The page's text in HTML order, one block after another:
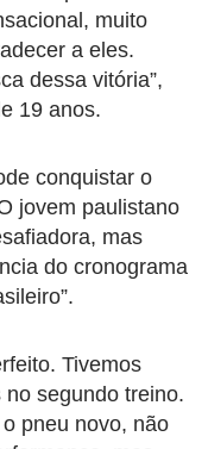
muito
a eles.
dessa vitória”,
19 anos.
conquistar o
jovem paulistano
mas
do cronograma
Tivemos
segundo treino.
pneu novo, não